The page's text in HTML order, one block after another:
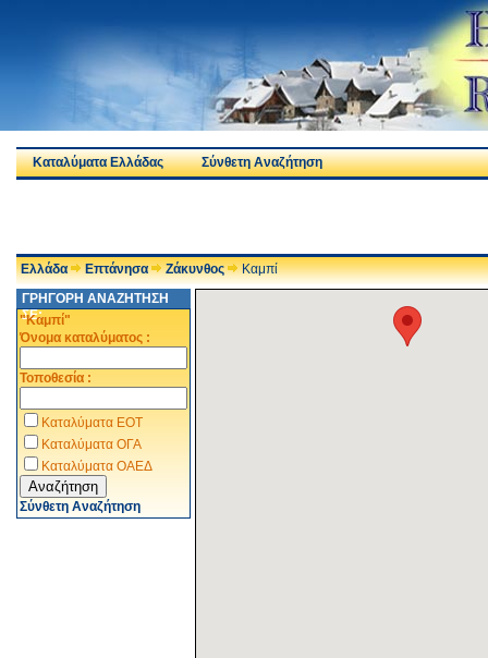
Καταλύματα Ελλάδας Σύνθετη Αναζήτηση
Ελλάδα Επτάνησα Ζάκυνθος
Καμπί
ΓΡΗΓΟΡΗ ΑΝΑΖΗΤΗΣΗ
ΣΕ:
"Καμπί"
Όνομα καταλύματος :
Τοποθεσία :
Καταλύματα ΕΟΤ
Καταλύματα ΟΓΑ
Καταλύματα ΟΑΕΔ
Σύνθετη Αναζήτηση